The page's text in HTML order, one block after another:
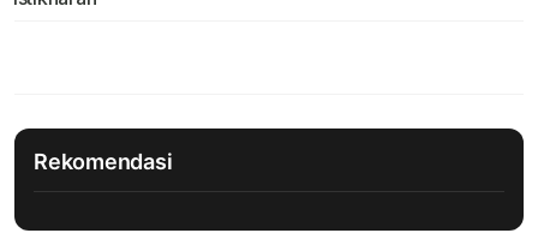
Rekomendasi